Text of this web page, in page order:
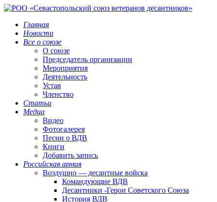
Главная
Новости
Все о союзе
О союзе
Председатель организации
Мероприятия
Деятельность
Устав
Членство
Статьи
Медиа
Видео
Фотогалерея
Песни о ВДВ
Книги
Добавить запись
Российская армия
Воздушно — десантные войска
Командующие ВДВ
Десантники -Герои Советского Союза
История ВДВ